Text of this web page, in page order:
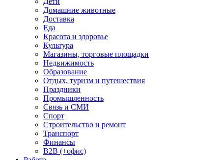
Домашние животные
Доставка
Еда
Красота и здоровье
Культура
Магазины, торговые площадки
Недвижимость
Образование
Отдых, туризм и путешествия
Праздники
Промышленность
Связь и СМИ
Спорт
Строительство и ремонт
Транспорт
Финансы
B2B (+офис)